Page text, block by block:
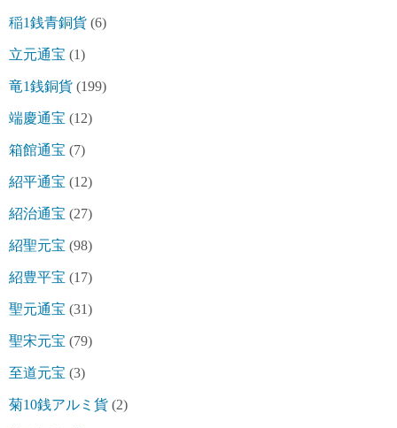
稲1銭青銅貨 (6)
立元通宝 (1)
竜1銭銅貨 (199)
端慶通宝 (12)
箱館通宝 (7)
紹平通宝 (12)
紹治通宝 (27)
紹聖元宝 (98)
紹豊平宝 (17)
聖元通宝 (31)
聖宋元宝 (79)
至道元宝 (3)
菊10銭アルミ貨 (2)